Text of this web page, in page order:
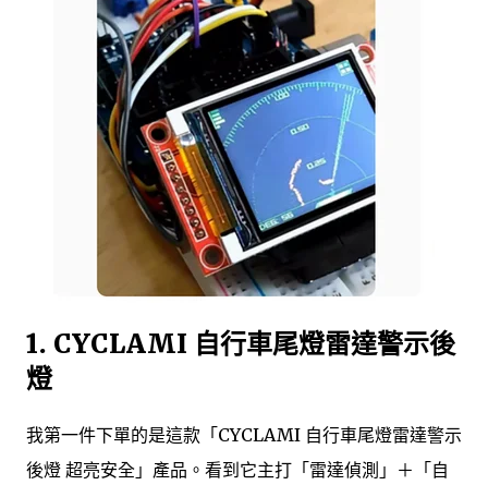
1. CYCLAMI 自行車尾燈雷達警示後
燈
我第一件下單的是這款「CYCLAMI 自行車尾燈雷達警示
後燈 超亮安全」產品。看到它主打「雷達偵測」＋「自